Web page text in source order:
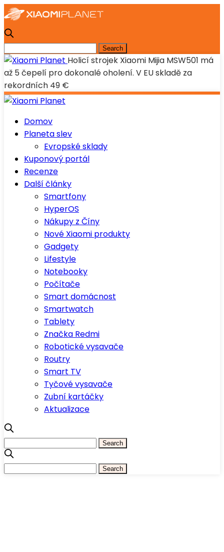
Holicí strojek Xiaomi Mijia MSW501 má
až 5 čepelí pro dokonalé oholení. V EU skladě za
rekordních 49 €
Domov
Planeta slev
Evropské sklady
Kuponový portál
Recenze
Další články
Smartfony
HyperOS
Nákupy z Číny
Nové Xiaomi produkty
Gadgety
Lifestyle
Notebooky
Počítače
Smart domácnost
Smartwatch
Tablety
Značka Redmi
Robotické vysavače
Routry
Smart TV
Tyčové vysavače
Zubní kartáčky
Aktualizace